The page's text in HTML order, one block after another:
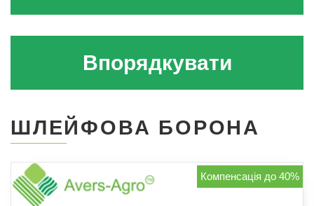
Впорядкувати
ШЛЕЙФОВА БОРОНА
Компенсація до 40%